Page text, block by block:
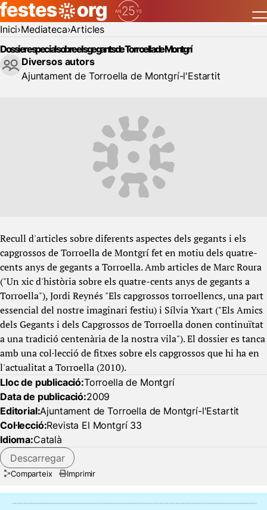
Inici Mediateca Articles
Dossier especial sobre els gegants de Torroella de Montgrí
Diversos autors
Ajuntament de Torroella de Montgrí-l'Estartit
Recull d'articles sobre diferents aspectes dels gegants i els
capgrossos de Torroella de Montgrí fet en motiu dels quatre-
cents anys de gegants a Torroella. Amb articles de Marc Roura
("Un xic d'història sobre els quatre-cents anys de gegants a
Torroella"), Jordi Reynés "Els capgrossos torroellencs, una part
essencial del nostre imaginari festiu) i Sílvia Yxart ("Els Amics
dels Gegants i dels Capgrossos de Torroella donen continuïtat
a una tradició centenària de la nostra vila"). El dossier es tanca
amb una col·lecció de fitxes sobre els capgrossos que hi ha en
l'actualitat a Torroella (2010).
Lloc de publicació:Torroella de Montgrí
Data de publicació:2009
Editorial:Ajuntament de Torroella de Montgrí-l'Estartit
Col·lecció:Revista El Montgrí 33
Idioma:Català
Descarregar
Comparteix Imprimir